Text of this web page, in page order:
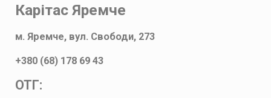
Карітас Яремче
м. Яремче, вул. Свободи, 273
+380 (68) 178 69 43
ОТГ: